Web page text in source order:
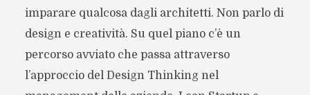
imparare qualcosa dagli architetti. Non parlo di
design e creatività. Su quel piano c’è un
percorso avviato che passa attraverso
l’approccio del Design Thinking nel